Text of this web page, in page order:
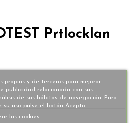
Prtlocklan
propias y de terceros para mejorar
publicidad relacionada con sus
de sus hábitos de navegación. Para
su uso pulse el botón Acepto.
las cookies